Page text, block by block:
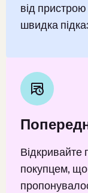
від пристрою
швидка
Відкривайте
покупцем,